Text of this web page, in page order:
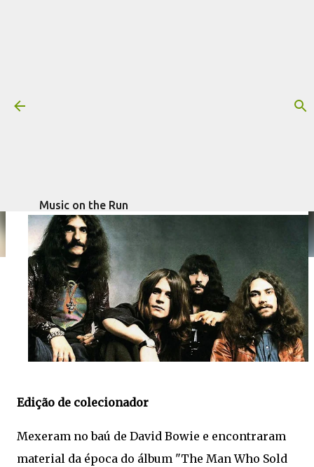
Music on the Run
Notícias do dia #18
Edição de colecionador
Mexeram no baú de David Bowie e encontraram
material da época do álbum "The Man Who Sold